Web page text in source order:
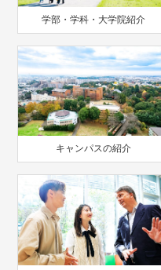
学部・学科・大学院紹介
キャンパスの紹介